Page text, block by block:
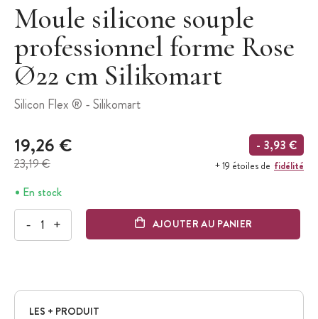
Moule silicone souple
professionnel forme Rose
Ø22 cm Silikomart
Silicon Flex ® - Silikomart
19,26 €
23,19 €
- 3,93 €
+ 19 étoiles de fidélité
En stock
- + AJOUTER AU PANIER
LES + PRODUIT